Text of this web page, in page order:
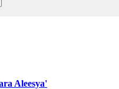
Aleesya'